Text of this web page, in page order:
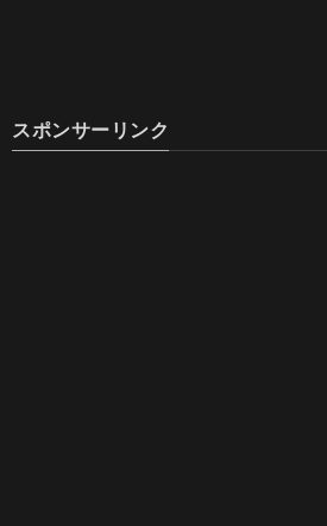
スポンサーリンク